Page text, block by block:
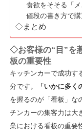
食欲をそそる「
値段の書き方で
◇まとめ
◇お客様の“目”を
板の重要性
キッチンカーで成功す
分です。
「いかに多く
を握るのが「看板」な
チンカーの集客力は大
業における看板の重要